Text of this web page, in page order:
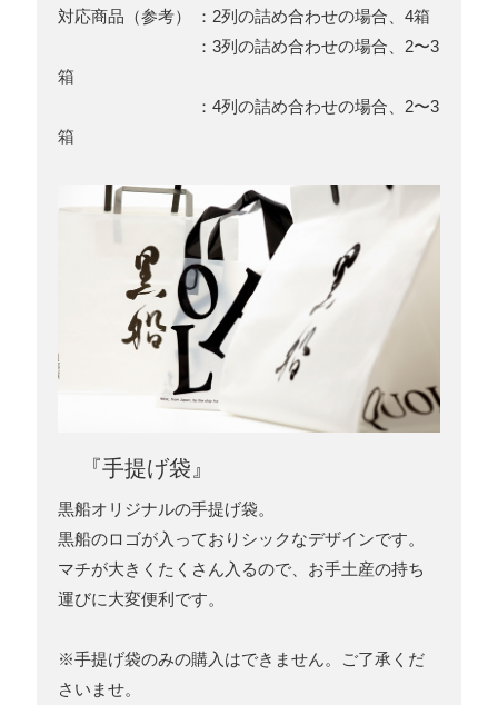
対応商品（参考） ：2列の詰め合わせの場合、4箱
：3列の詰め合わせの場合、2〜3
箱
：4列の詰め合わせの場合、2〜3
箱
『手提げ袋』
黒船オリジナルの手提げ袋。
黒船のロゴが入っておりシックなデザインです。
マチが大きくたくさん入るので、お手土産の持ち
運びに大変便利です。
※手提げ袋のみの購入はできません。ご了承くだ
さいませ。